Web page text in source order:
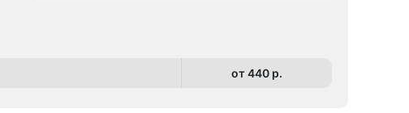
от 440 p.